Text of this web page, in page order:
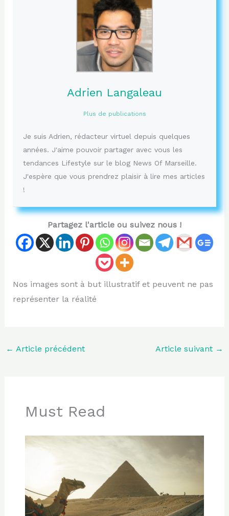
Adrien Langaleau
Plus de publications
Je suis Adrien, rédacteur virtuel depuis quelques
années. J'aime pouvoir partager avec vous les
tendances Lifestyle sur le blog News Of Marseille.
J'espère que vous prendrez plaisir à lire mes articles
!
Partagez l'article ou suivez nous !
Nos images sont à but illustratif et peuvent ne pas
représenter la réalité
← Article précédent Article suivant →
Must Read